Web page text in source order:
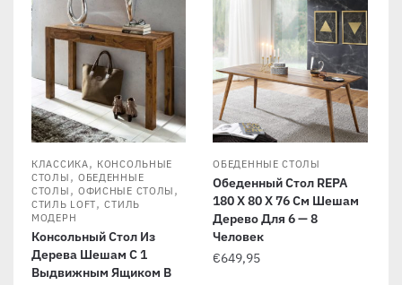
КЛАССИКА, КОНСОЛЬНЫЕ
СТОЛЫ , ОБЕДЕННЫЕ
СТОЛЫ , ОФИСНЫЕ СТОЛЫ ,
СТИЛЬ LOFT,СТИЛЬ
МОДЕРН
Консольный Стол Из
Дерева Шешам С 1
Выдвижным Ящиком В
ОБЕДЕННЫЕ СТОЛЫ
Обеденный Стол REPA
180 X 80 X 76 См Шешам
Дерево Для 6 — 8
Человек
€649,95